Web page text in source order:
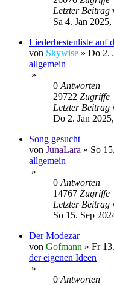
Letzter Beitrag
Sa 4. Jan
Liederbestenliste auf
von Skywise » Do 2.
allgemein
»
0Antworten
29722 Zugriffe
Letzter Beitrag
Do 2. Jan
Song gesucht
von JunaLara » So
allgemein
»
0Antworten
14767 Zugriffe
Letzter Beitrag
So 15. Sep
Der Modezar
von Gofmann » Fr
der eigenen Ideen
»
0Antworten